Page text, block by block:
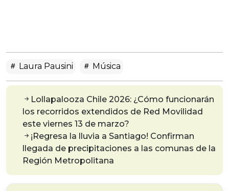
Laura Pausini Música
Lollapalooza Chile 2026: ¿Cómo funcionarán
los recorridos extendidos de Red Movilidad
este viernes 13 de marzo?
¡Regresa la lluvia a Santiago! Confirman
llegada de precipitaciones a las comunas de la
Región Metropolitana